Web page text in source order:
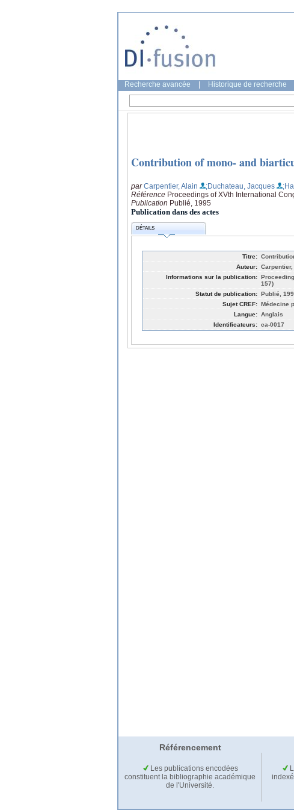
Recherche avancée Historique de recherche
Contribution of mono- and
parCarpentier, Alain ;Duchateau, Jacques
Référence Proceedings of XVth International
Publication Publié, 1995
Publication dans des actes
DÉTAILS
Titre:
Auteur:
Informations sur la publication:
157)
Statut de publication: Publié,
Sujet CREF: Médecine
Langue: Anglais
Identificateurs: ca-0017
Référencement
Les publications encodées
constituent la bibliographie académique
de l'Université.